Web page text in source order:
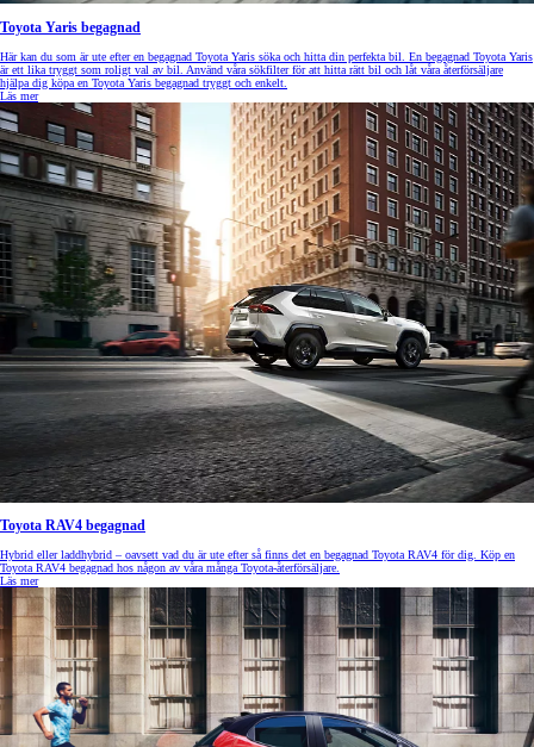
Toyota Yaris begagnad
Här kan du som är ute efter en begagnad Toyota Yaris söka och hitta din perfekta bil. En begagnad Toyota Yaris
är ett lika tryggt som roligt val av bil. Använd våra sökfilter för att hitta rätt bil och låt våra återförsäljare
hjälpa dig köpa en Toyota Yaris begagnad tryggt och enkelt.
Läs mer
Toyota RAV4 begagnad
Hybrid eller laddhybrid – oavsett vad du är ute efter så finns det en begagnad Toyota RAV4 för dig. Köp en
Toyota RAV4 begagnad hos någon av våra många Toyota-återförsäljare.
Läs mer